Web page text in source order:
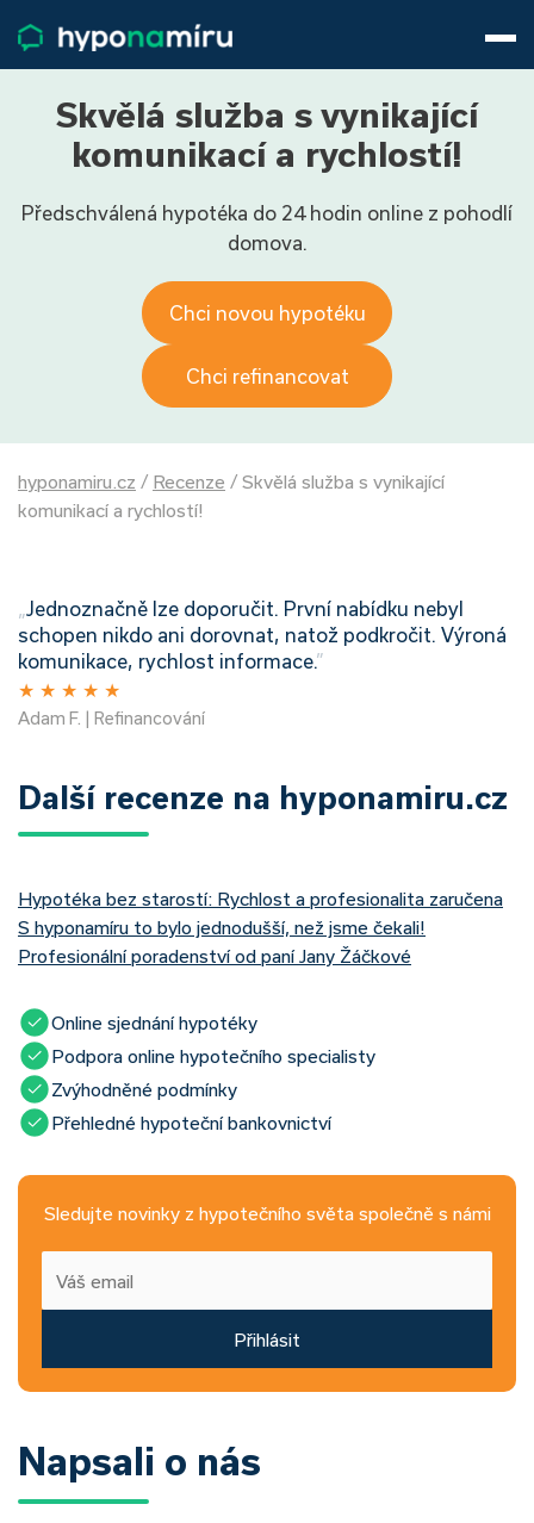
Životní pojištění
Pojištění nemovitosti
800 688 388
9−16 hod.
Skvělá služba s vynikající
komunikací a rychlostí!
Předschválená hypotéka do 24 hodin online z pohodlí
domova.
Chci novou hypotéku
Chci refinancovat
hyponamiru.cz / Recenze / Skvělá služba s vynikající
komunikací a rychlostí!
„Jednoznačně lze doporučit. První nabídku nebyl
schopen nikdo ani dorovnat, natož podkročit. Výroná
komunikace, rychlost informace.”
★ ★ ★ ★ ★
Adam F. | Refinancování
Další recenze na hyponamiru.cz
Hypotéka bez starostí: Rychlost a profesionalita zaručena
S hyponamíru to bylo jednodušší, než jsme čekali!
Profesionální poradenství od paní Jany Žáčkové
Online sjednání hypotéky
Podpora online hypotečního specialisty
Zvýhodněné podmínky
Přehledné hypoteční bankovnictví
Sledujte novinky z hypotečního světa společně s námi
Přihlásit
Napsali o nás